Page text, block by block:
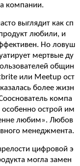
компании.
выглядит как сп
любили, и
Но ловуш
мертвые ду
общин
или Meetup ост
более жизн
компа
особенно острой им
любим». Любов
менеджмента.
цифровой э
могла замен